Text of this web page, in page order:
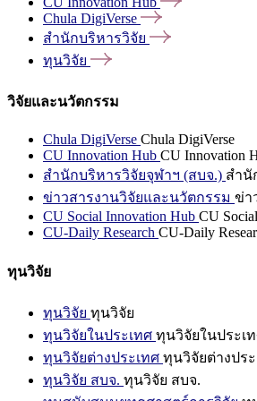
Chula DigiVerse
สำนักบริหารวิจัย
ทุนวิจัย
วิจัยและนวัตกรรม
Chula DigiVerse Chula DigiVerse
CU Innovation Hub CU Innovation
สำนักบริหารวิจัยจุฬาฯ (สบจ.) สำนั
ข่าวสารงานวิจัยและนวัตกรรม ข่า
CU Social Innovation Hub CU
CU-Daily Research CU-Daily
ทุนวิจัย
ทุนวิจัย ทุนวิจัย
ทุนวิจัยในประเทศ ทุนวิจัยในประเ
ทุนวิจัยต่างประเทศ ทุนวิจัยต่างปร
ทุนวิจัย สบจ. ทุนวิจัย สบจ.